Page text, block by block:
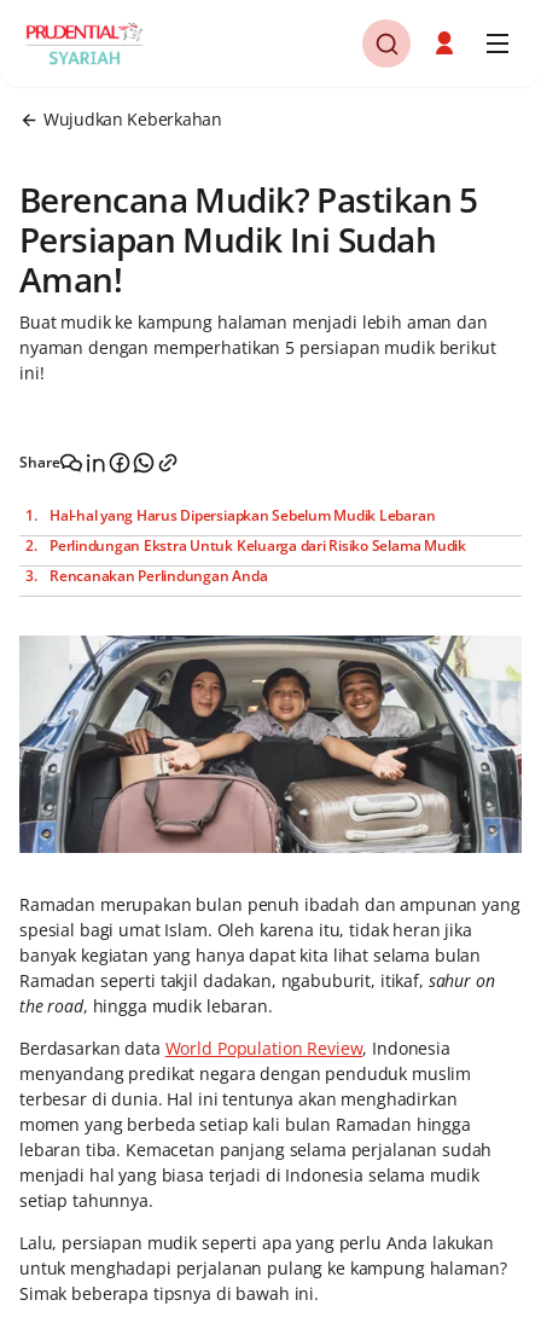
Wujudkan Keberkahan
Berencana Mudik? Pastikan 5
Persiapan Mudik Ini Sudah
Aman!
Buat mudik ke kampung halaman menjadi lebih aman dan
nyaman dengan memperhatikan 5 persiapan mudik berikut
ini!
Share
Hal-hal yang Harus Dipersiapkan Sebelum Mudik Lebaran
Perlindungan Ekstra Untuk Keluarga dari Risiko Selama Mudik
Rencanakan Perlindungan Anda
Ramadan merupakan bulan penuh ibadah dan ampunan yang
spesial bagi umat Islam. Oleh karena itu, tidak heran jika
banyak kegiatan yang hanya dapat kita lihat selama bulan
Ramadan seperti takjil dadakan, ngabuburit, itikaf, sahur on
the road, hingga mudik lebaran.
Berdasarkan data World Population Review, Indonesia
menyandang predikat negara dengan penduduk muslim
terbesar di dunia. Hal ini tentunya akan menghadirkan
momen yang berbeda setiap kali bulan Ramadan hingga
lebaran tiba. Kemacetan panjang selama perjalanan sudah
menjadi hal yang biasa terjadi di Indonesia selama mudik
setiap tahunnya.
Lalu, persiapan mudik seperti apa yang perlu Anda lakukan
untuk menghadapi perjalanan pulang ke kampung halaman?
Simak beberapa tipsnya di bawah ini.